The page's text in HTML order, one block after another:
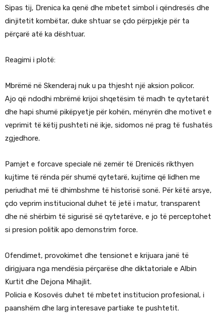
Sipas tij, Drenica ka qenë dhe mbetet simbol i qëndresës dhe
dinjitetit kombëtar, duke shtuar se çdo përpjekje për ta
përçarë atë ka dështuar.
Reagimi i plotë:
Mbrëmë në Skenderaj nuk u pa thjesht një aksion policor.
Ajo që ndodhi mbrëmë krijoi shqetësim të madh te qytetarët
dhe hapi shumë pikëpyetje për kohën, mënyrën dhe motivet e
veprimit të këtij pushteti në ikje, sidomos në prag të fushatës
zgjedhore.
Pamjet e forcave speciale në zemër të Drenicës rikthyen
kujtime të rënda për shumë qytetarë, kujtime që lidhen me
periudhat më të dhimbshme të historisë sonë. Për këtë arsye,
çdo veprim institucional duhet të jetë i matur, transparent
dhe në shërbim të sigurisë së qytetarëve, e jo të perceptohet
si presion politik apo demonstrim force.
Ofendimet, provokimet dhe tensionet e krijuara janë të
dirigjuara nga mendësia përçarëse dhe diktatoriale e Albin
Kurtit dhe Dejona Mihajlit.
Policia e Kosovës duhet të mbetet institucion profesional, i
paanshëm dhe larg interesave partiake te pushtetit.